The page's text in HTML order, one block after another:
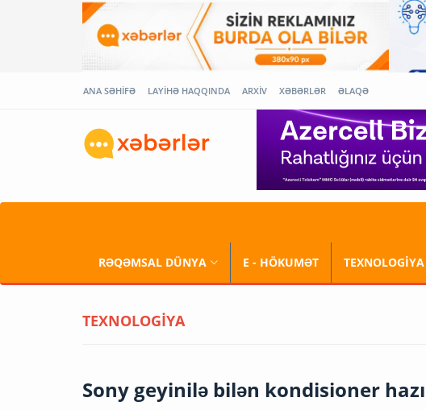
ANA SƏHİFƏ LAYİHƏ HAQQINDA ARXİV XƏBƏRLƏR ƏLAQƏ
RƏQƏMSAL DÜNYA E - HÖKUMƏT TEXNOLOGİYA
TEXNOLOGİYA
Sony geyinilə bilən kondisioner